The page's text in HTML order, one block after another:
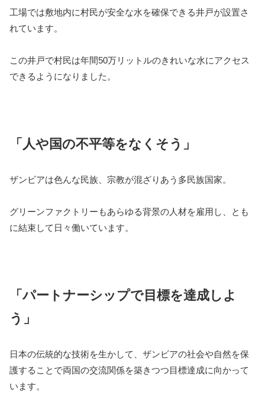
工場では敷地内に村民が安全な水を確保できる井戸が設置さ
れています。
この井戸で村民は年間50万リットルのきれいな水にアクセス
できるようになりました。
「人や国の不平等をなくそう」
ザンビアは色んな民族、宗教が混ざりあう多民族国家。
グリーンファクトリーもあらゆる背景の人材を雇用し、とも
に結束して日々働いています。
「パートナーシップで目標を達成しよ
う」
日本の伝統的な技術を生かして、ザンビアの社会や自然を保
護することで両国の交流関係を築きつつ目標達成に向かって
います。